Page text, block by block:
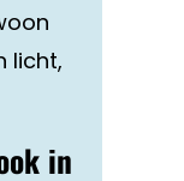
licht,
in